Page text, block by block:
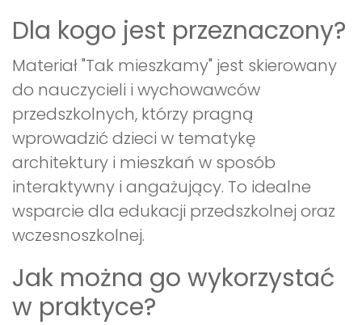
Dla kogo jest przeznaczony?
Materiał "Tak mieszkamy" jest skierowany
do nauczycieli i wychowawców
przedszkolnych, którzy pragną
wprowadzić dzieci w tematykę
architektury i mieszkań w sposób
interaktywny i angażujący. To idealne
wsparcie dla edukacji przedszkolnej oraz
wczesnoszkolnej.
Jak można go wykorzystać
w praktyce?